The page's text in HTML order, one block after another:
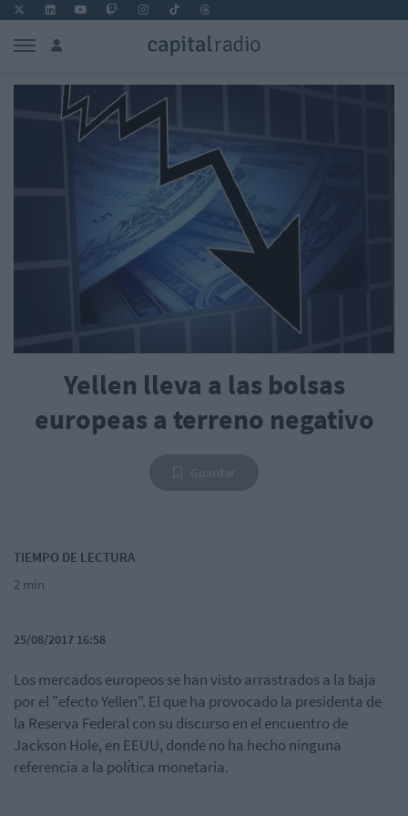
Yellen lleva a las bolsas
europeas a terreno negativo
TIEMPO DE LECTURA
2 min
25/08/2017 16:58
Los mercados europeos se han visto arrastrados a la baja
por el "efecto Yellen". El que ha provocado la presidenta de
la Reserva Federal con su discurso en el encuentro de
Jackson Hole, en EEUU, donde no ha hecho ninguna
referencia a la política monetaria.